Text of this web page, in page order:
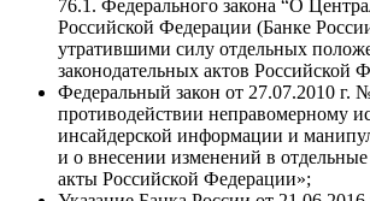
76.1. Федерального закона “О
Российской Федерации (Банке
утратившими силу отдельных
законодательных актов Российской
Федеральный закон от 27.07.2010
противодействии неправомерному
инсайдерской информации и
и о внесении изменений в отдельные
акты Российской Федерации»;